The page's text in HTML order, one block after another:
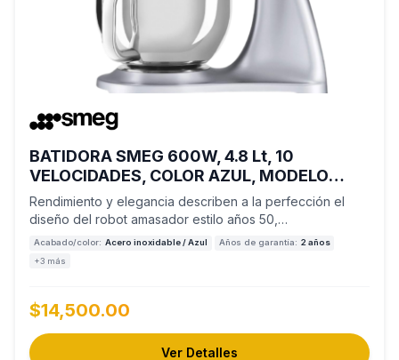
BATIDORA SMEG 600W, 4.8 Lt, 10
VELOCIDADES, COLOR AZUL, MODELO
SMF02PBUS
Rendimiento y elegancia describen a la perfección el
diseño del robot amasador estilo años 50,…
Acabado/color: Acero inoxidable / Azul Años de garantía: 2 años
+3 más
$14,500.00
Ver Detalles